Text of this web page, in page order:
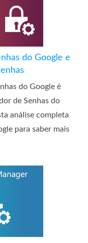
do Google e
do Google é
de Senhas do
análise completa
para saber mais